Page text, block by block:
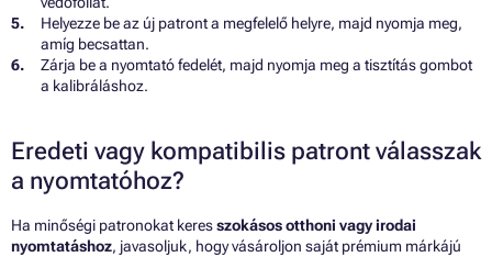
Helyezze be az új patront a megfelelő helyre, majd nyomja meg,
amíg becsattan.
Zárja be a nyomtató fedelét, majd nyomja meg a tisztítás gombot
a kalibráláshoz.
Eredeti vagy kompatibilis patront válasszak
a nyomtatóhoz?
Ha minőségi patronokat keresszokásos otthoni vagy irodai
nyomtatáshoz, javasoljuk, hogy vásároljon saját prémium márkájú